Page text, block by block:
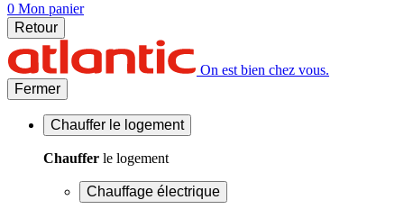
0 Mon panier
Retour
On est bien chez vous.
Fermer
Chauffer le logement
Chauffer le logement
Chauffage électrique